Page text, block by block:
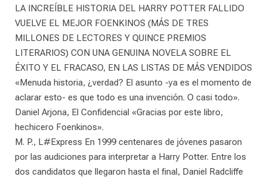
LA INCREÍBLE HISTORIA DEL HARRY POTTER FALLIDO
VUELVE EL MEJOR FOENKINOS (MÁS DE TRES
MILLONES DE LECTORES Y QUINCE PREMIOS
LITERARIOS) CON UNA GENUINA NOVELA SOBRE EL
ÉXITO Y EL FRACASO, EN LAS LISTAS DE MÁS VENDIDOS
«Menuda historia, ¿verdad? El asunto -ya es el momento de
aclarar esto- es que todo es una invención. O casi todo».
Daniel Arjona, El Confidencial «Gracias por este libro,
hechicero Foenkinos».
M. P., L#Express En 1999 centenares de jóvenes pasaron
por las audiciones para interpretar a Harry Potter. Entre los
dos candidatos que llegaron hasta el final, Daniel Radcliffe